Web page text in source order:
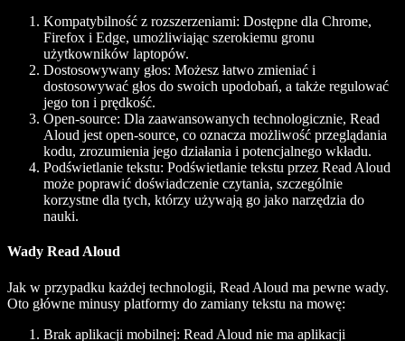
Kompatybilność z rozszerzeniami: Dostępne dla Chrome,
Firefox i Edge, umożliwiając szerokiemu gronu
użytkowników laptopów.
Dostosowywany głos: Możesz łatwo zmieniać i
dostosowywać głos do swoich upodobań, a także regulować
jego ton i prędkość.
Open-source: Dla zaawansowanych technologicznie, Read
Aloud jest open-source, co oznacza możliwość przeglądania
kodu, zrozumienia jego działania i potencjalnego wkładu.
Podświetlanie tekstu: Podświetlanie tekstu przez Read Aloud
może poprawić doświadczenie czytania, szczególnie
korzystne dla tych, którzy używają go jako narzędzia do
nauki.
Wady Read Aloud
Jak w przypadku każdej technologii, Read Aloud ma pewne wady.
Oto główne minusy platformy do zamiany tekstu na mowę:
Brak aplikacji mobilnej: Read Aloud nie ma aplikacji